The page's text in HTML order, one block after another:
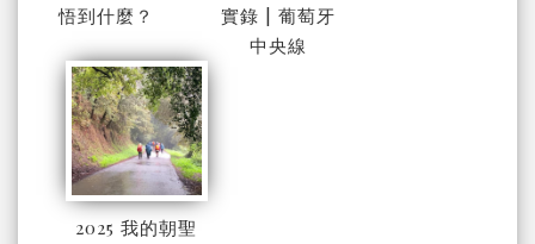
悟到什麼？
實錄 | 葡萄牙
中央線
2025 我的朝聖